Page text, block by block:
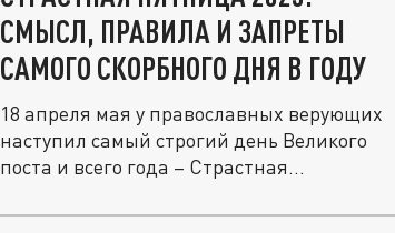
СМЫСЛ, ПРАВИЛА И ЗАПРЕТЫ
САМОГО СКОРБНОГО ДНЯ В ГОДУ
18 апреля мая у православных верующих
наступил самый строгий день Великого
поста и всего года – Страстная...